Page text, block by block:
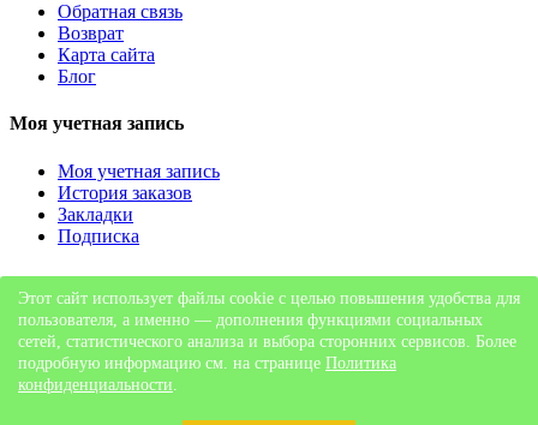
Обратная связь
Возврат
Карта сайта
Блог
Моя учетная запись
Моя учетная запись
История заказов
Закладки
Подписка
Обратная связь
г. Уфа, ул. Бакалинская д.3, ТЦ "Дуван", 2 этаж
8 (960) 383 15 15
zakaz_ayurveda@mail.ru
Пн-пт с 12:00 до 18:00
Этот сайт использует файлы cookie с целью повышения удобства для
пользователя, а именно — дополнения функциями социальных
сетей, статистического анализа и выбора сторонних сервисов. Более
подробную информацию см. на странице Политика
конфиденциальности.